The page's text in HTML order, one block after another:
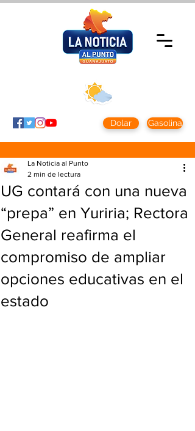
Dolar Gasolina
UG contará con una nueva
“prepa” en Yuriria; Rectora
General reafirma el
compromiso de ampliar
opciones educativas en el
estado
La Noticia al Punto
2 min de lectura